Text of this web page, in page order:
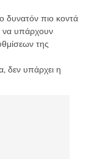
δυνατόν πιο κοντά
να υπάρχουν
της
δεν υπάρχει η